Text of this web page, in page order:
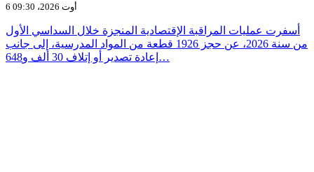
6 أوت 2026، 09:30
أسفرت عمليات المراقبة الإقتصادية المنجزة خلال السداسي الأول
من سنة 2026، عن حجز 1926 قطعة من المواد المدرسية، إلى جانب
إعادة تصدير أو إتلاف 30 ألف و648…